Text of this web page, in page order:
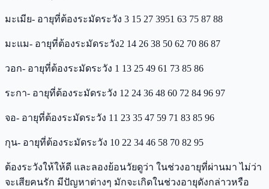
มะเมีย- อายุที่ต้องระมัดระวัง 3 15 27 3951 63 75 87 88
มะแม- อายุที่ต้องระมัดระวัง2 14 26 38 50 62 70 86 87
วอก- อายุที่ต้องระมัดระวัง 1 13 25 49 61 73 85 86
ระกา- อายุที่ต้องระมัดระวัง 12 24 36 48 60 72 84 96 97
จอ- อายุที่ต้องระมัดระวัง 11 23 35 47 59 71 83 85 96
กุน- อายุที่ต้องระมัดระวัง 10 22 34 46 58 70 82 95
ต้องระวังให้ให้ดี และลองย้อนวัยดูว่า ในช่วงอายุที่ผ่านมา ไม่ว่า
จะเสียคนรัก มีปัญหาต่างๆ มักจะเกิดในช่วงอายุดังกล่าวหรือ